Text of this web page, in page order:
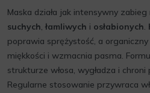
Maska działa jak intensywny
suchych, łamliwych i osłabionych.
poprawia sprężystość, a
miękkości i wzmacnia pasma.
strukturze włosa, wygładza i chroni
Regularne stosowanie przywraca